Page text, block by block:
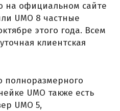
на официальном сайте
UMO 8 частные
этого года. Всем
клиентская
UMO также есть
UMO 5,